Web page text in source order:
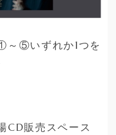
～⑤いずれか1つを
CD販売スペース